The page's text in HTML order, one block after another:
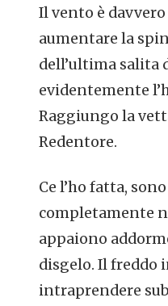
Il vento è
aumentare la
dell’ultima salita
evidentemente
Raggiungo la
Redentore.
Ce l’ho fatta,
completamente
appaiono
disgelo. Il freddo
intraprendere